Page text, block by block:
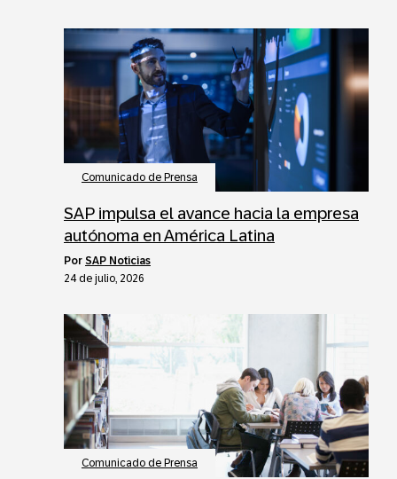
Comunicado de Prensa
SAP impulsa el avance hacia la empresa
autónoma en América Latina
por SAP Noticias
24 de julio, 2026
Comunicado de Prensa